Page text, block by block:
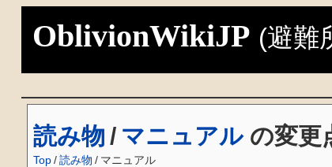
OblivionWikiJP (避難
読み物 / マニュアルの変更
Top/読み物 / マニュアル